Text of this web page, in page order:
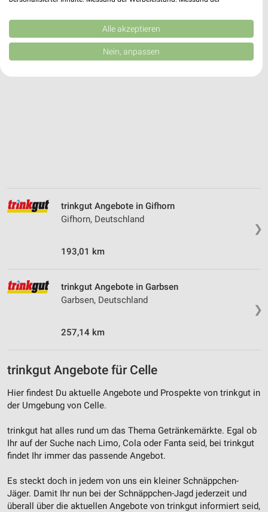
❯
trinkgut Angebote in Gifhorn
Gifhorn, Deutschland
193,01 km
❯
trinkgut Angebote in Garbsen
Garbsen, Deutschland
257,14 km
trinkgut Angebote für Celle
Hier findest Du aktuelle Angebote und Prospekte von trinkgut in
der Umgebung von Celle.
trinkgut hat alles rund um das Thema Getränkemärkte. Egal ob
Ihr auf der Suche nach Limo, Cola oder Fanta seid, bei trinkgut
findet Ihr immer das passende Angebot.
Es steckt doch in jedem von uns ein kleiner Schnäppchen-
Jäger. Damit Ihr nun bei der Schnäppchen-Jagd jederzeit und
überall über die aktuellen Angebote von trinkgut informiert seid,
Kombinationen von Daten aus verschiedenen Quellen. Entwicklung und
Verbesserung der Angebote. Verwendung reduzierter Daten zur Auswahl
von Inhalten.
Daten können außerhalb der Europäischen Union weitergegeben und in die
USA gesendet werden.
Website/App.
Erstellung von Profilen für personalisierte
Verwendung von Profilen zur Auswahl
personalisierter Werbung
Erstellung von Profilen zur Personalisierung
von Inhalten
personalisierter Inhalte
Messung der Performance von Inhalten
Analyse von Zielgruppen durch Statistiken oder
Kombinationen von Daten aus verschiedenen
Entwicklung und Verbesserung der Angebote
Inhalten
IAB-Besonderheiten:
Alle akzeptieren
Nein, anpassen